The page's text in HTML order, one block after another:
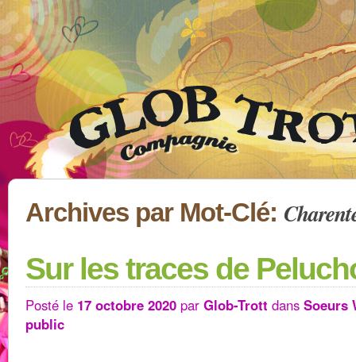
Archives par Mot-Clé:
Sur les traces de
Posté le 17 octobre 2020 par Glob-Trott dans Soeurs
public